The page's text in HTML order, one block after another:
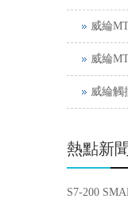
威綸
威綸
威綸觸
熱點新聞
S7-200